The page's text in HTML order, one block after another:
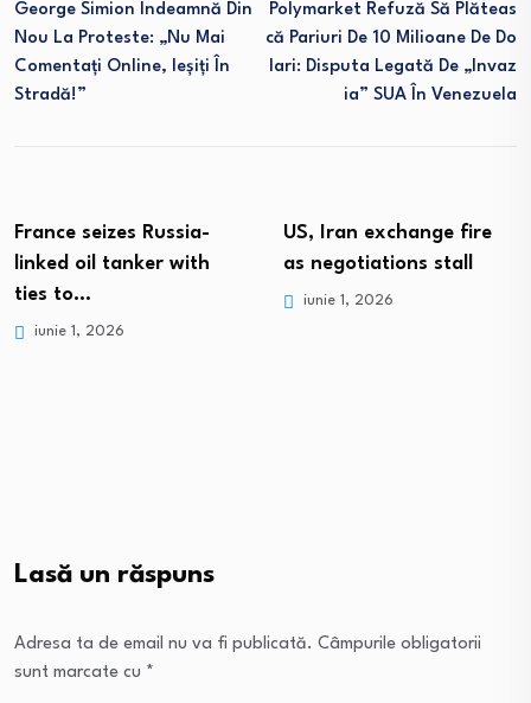
George Simion Îndeamnă Din
Nou La Proteste: „Nu Mai
Comentați Online, Ieșiți În
Stradă!”
Polymarket Refuză Să Plăteas
Că Pariuri De 10 Milioane De Do
Lari: Disputa Legată De „invaz
Ia” SUA În Venezuela
France seizes Russia-
linked oil tanker with
ties to…
iunie 1, 2026
US, Iran exchange fire
as negotiations stall
iunie 1, 2026
Lasă un răspuns
Adresa ta de email nu va fi publicată. Câmpurile obligatorii
sunt marcate cu *